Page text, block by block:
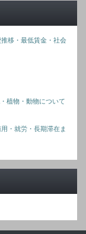
移・最低賃金・社会
植物・動物について
・就労・長期滞在ま